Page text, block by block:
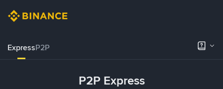
ExpressP2P
P2P Express